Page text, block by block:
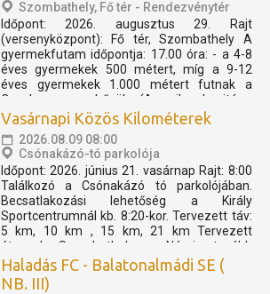
Szombathely, Fő tér - Rendezvénytér
Időpont: 2026. augusztus 29. Rajt
(versenyközpont): Fő tér, Szombathely A
gyermekfutam időpontja: 17.00 óra: - a 4-8
éves gyermekek 500 métert, míg a 9-12
éves gyermekek 1.000 métert futnak a
Cosplay szuperhősök (Amerika kapitány,
Thor, Pókember, Venom) műsorát, és a velük
való közös bemelegítést követően....
Vasárnapi Közös Kilométerek
2026.08.09 08:00
Csónakázó-tó parkolója
Időpont: 2026. június 21. vasárnap Rajt: 8:00
Találkozó a Csónakázó tó parkolójában.
Becsatlakozási lehetőség a Király
Sportcentrumnál kb. 8:20-kor. Tervezett táv:
5 km, 10 km , 15 km, 21 km Tervezett
útvonal: Szombathely - Nárai -tovább
Pornóapáti felé, féltávnál fordulással. A
rövidebb távok féltávnál...
Haladás FC - Balatonalmádi SE (
NB. III)